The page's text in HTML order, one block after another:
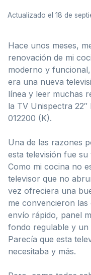
Actualizado el 18 de
Hace unos meses,
renovación de mi
moderno y
era una nueva
línea y leer muchas
la TV Unispectra
012200 (K).
Una de las razones
esta televisión fue
Como mi cocina no
televisor que no
vez ofreciera una
me convencieron
envío rápido, panel
fondo regulable y un
Parecía que esta
necesitaba y más.